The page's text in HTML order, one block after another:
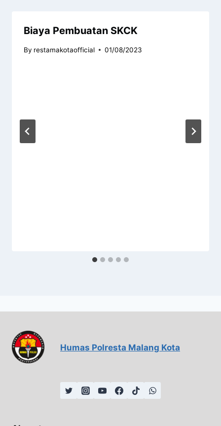
Biaya Pembuatan SKCK
By restamakotaofficial 01/08/2023
Humas Polresta Malang Kota